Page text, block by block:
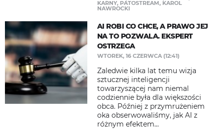
KARNY, PATOSTREAM, KAROL
NAWROCKI
AI ROBI CO CHCE, A PRAWO JEJ
NA TO POZWALA. EKSPERT
OSTRZEGA
WTOREK, 16 CZERWCA (12:41)
Zaledwie kilka lat temu wizja
sztucznej inteligencji
towarzyszącej nam niemal
codziennie była dla większości
obca. Później z przymrużeniem
oka obserwowaliśmy, jak AI z
różnym efektem...